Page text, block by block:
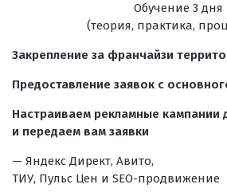
Обучение 3 дня
(теория, практика,
Закрепление за франчайзи
Предоставление заявок с
Настраиваем рекламные кампании
и передаем вам заявки
— Яндекс Директ, Авито,
ТИУ, Пульс Цен и SEO-продвижение